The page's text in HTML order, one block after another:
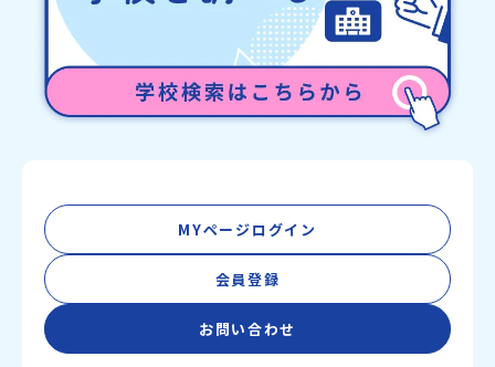
MYページログイン
会員登録
お問い合わせ